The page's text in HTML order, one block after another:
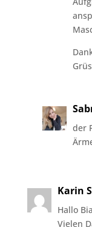
der
Karin
Hallo
Vielen